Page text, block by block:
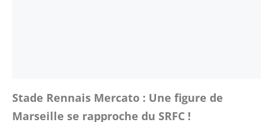
Stade Rennais Mercato : Une figure de
Marseille se rapproche du SRFC !